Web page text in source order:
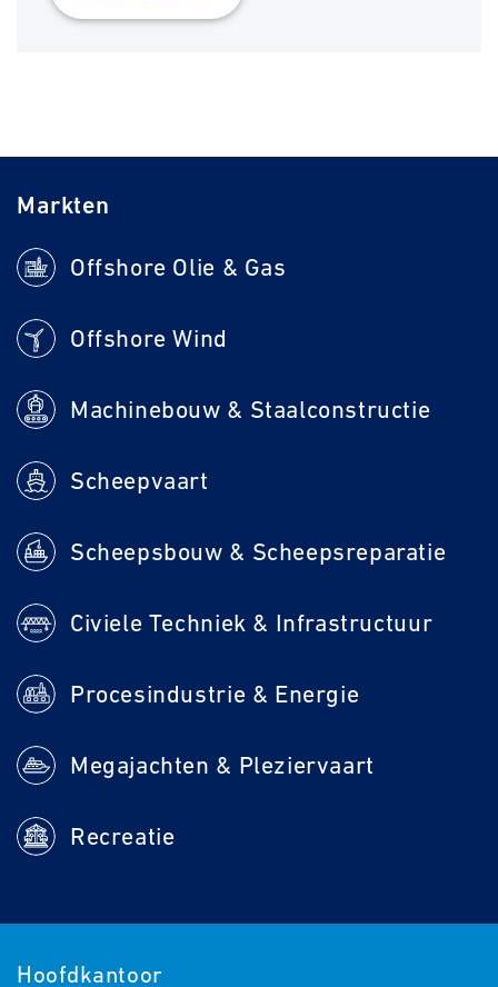
Hoofdkantoor
Markten
Offshore Olie & Gas
Offshore Wind
Machinebouw & Staalconstructie
Scheepvaart
Scheepsbouw & Scheepsreparatie
Civiele Techniek & Infrastructuur
Procesindustrie & Energie
Megajachten & Pleziervaart
Recreatie